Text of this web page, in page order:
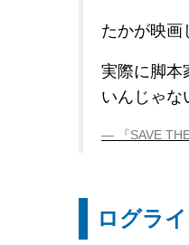
たかが映画
実際に脚本
いんじゃな
『SAVE
ログラ